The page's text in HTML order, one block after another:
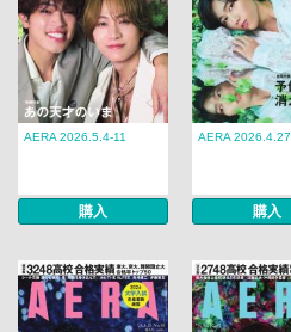
AERA 2026.5.4-11
購入
AERA 2026.4.27
購入